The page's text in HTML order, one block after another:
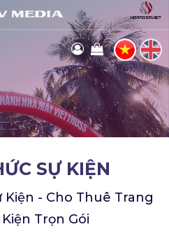
SỰ KIỆN
Kiện - Cho Thuê Trang
Trọn Gói